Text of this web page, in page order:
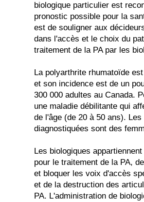
biologique particulier est
pronostic possible pour la
est de souligner aux
dans l'accès et le choix du
traitement de la PA par les
La polyarthrite rhumatoïde
et son incidence est de un
300 000 adultes au Canada.
une maladie débilitante qui
de l'âge (de 20 à 50 ans).
diagnostiquées sont des
Les biologiques
pour le traitement de la PA,
et bloquer les voix d'accès
et de la destruction des
PA. L'administration de